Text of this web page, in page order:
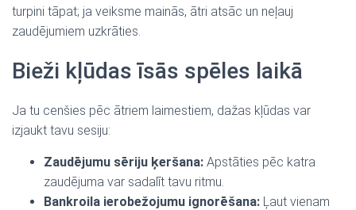
turpini tāpat; ja veiksme mainās, ātri atsāc un neļauj
zaudējumiem uzkrāties.
Bieži kļūdas īsās spēles laikā
Ja tu cenšies pēc ātriem laimestiem, dažas kļūdas var
izjaukt tavu sesiju:
Zaudējumu sēriju ķeršana: Apstāties pēc katra
zaudējuma var sadalīt tavu ritmu.
Bankroila ierobežojumu ignorēšana: Ļaut vienam